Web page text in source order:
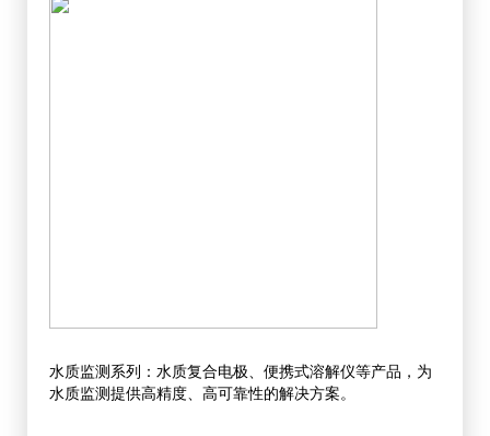
水质监测系列：水质复合电极、便携式溶解仪等产品，为
水质监测提供高精度、高可靠性的解决方案。